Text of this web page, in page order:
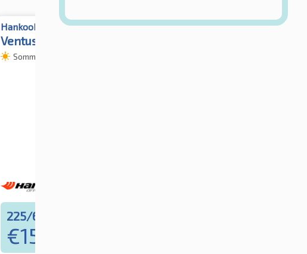
Hankook
Ventus Prime2 (K115)
Sommerreifen
225/60R17 99H
€156,40
Laufenn